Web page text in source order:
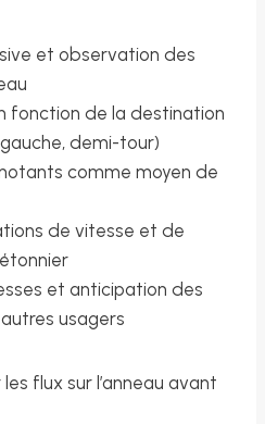
et observation des
fonction de la destination
demi-tour)
comme moyen de
de vitesse et de
et anticipation des
usagers
flux sur l’anneau avant